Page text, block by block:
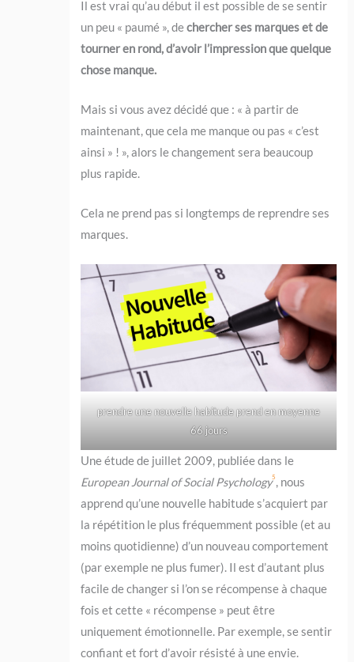
Il est vrai qu’au début il est possible de se sentir
un peu « paumé », dechercher ses marques et de
tourner en rond, d’avoir l’impression que quelque
chose manque.
Mais si vous avez décidé que : « à partir de
maintenant, que cela me manque ou pas « c’est
ainsi » ! », alors le changement sera beaucoup
plus rapide.
Cela ne prend pas si longtemps de reprendre ses
marques.
prendre une nouvelle habitude prend en moyenne
66 jours
Une étude de juillet 2009, publiée dans le
European Journal of Social Psychology5 , nous
apprend qu’une nouvelle habitude s’acquiert par
la répétition le plus fréquemment possible (et au
moins quotidienne) d’un nouveau comportement
(par exemple ne plus fumer). Il est d’autant plus
facile de changer si l’on se récompense à chaque
fois et cette « récompense » peut être
uniquement émotionnelle. Par exemple, se sentir
confiant et fort d’avoir résisté à une envie.